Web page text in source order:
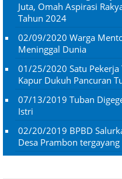
Juta, Omah Aspirasi
Tahun 2024
02/09/2020 Warga
Meninggal Dunia
01/25/2020 Satu
Kapur Dukuh Pancuran
07/13/2019 Tuban
Istri
02/20/2019 BPBD
Desa Prambon tergayang